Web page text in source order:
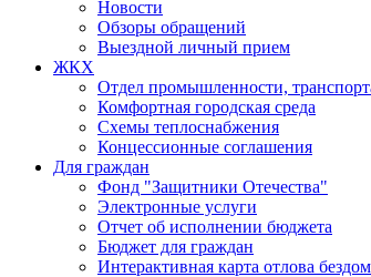
Новости
Обзоры обращений
Выездной личный прием
ЖКХ
Отдел промышленности,
Комфортная городская среда
Схемы теплоснабжения
Концессионные соглашения
Для граждан
Фонд "Защитники Отечества"
Электронные услуги
Отчет об исполнении бюджета
Бюджет для граждан
Интерактивная карта отлова